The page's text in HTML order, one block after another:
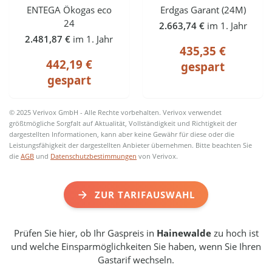
ENTEGA Ökogas eco
24
2.481,87 € im 1. Jahr
442,19 €
gespart
Erdgas Garant (24M)
2.663,74 € im 1. Jahr
435,35 €
gespart
© 2025 Verivox GmbH - Alle Rechte vorbehalten. Verivox verwendet
größtmögliche Sorgfalt auf Aktualität, Vollständigkeit und Richtigkeit der
dargestellten Informationen, kann aber keine Gewähr für diese oder die
Leistungsfähigkeit der dargestellten Anbieter übernehmen. Bitte beachten Sie
dieAGB und Datenschutzbestimmungen von Verivox.
ZUR TARIFAUSWAHL
Prüfen Sie hier, ob Ihr Gaspreis in Hainewaldezu hoch ist
und welche Einsparmöglichkeiten Sie haben, wenn Sie Ihren
Gastarif wechseln.